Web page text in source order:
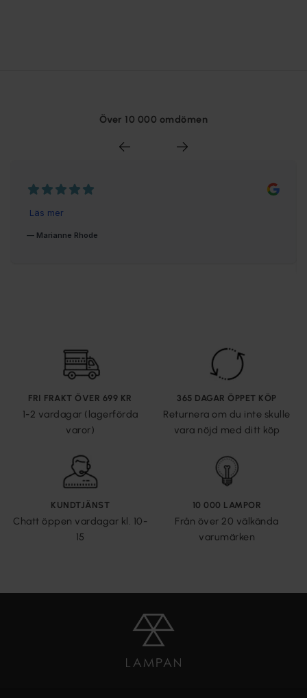
Över 10 000 omdömen
FRI FRAKT ÖVER 699 KR
1-2 vardagar (lagerförda
varor)
365 DAGAR ÖPPET KÖP
Returnera om du inte skulle
vara nöjd med ditt köp
KUNDTJÄNST
Chatt öppen vardagar kl. 10-
15
10 000 LAMPOR
Från över 20 välkända
varumärken